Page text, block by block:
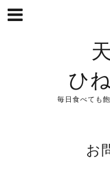
ひ
毎日食べても
お